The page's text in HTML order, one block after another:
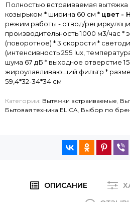
Полностью встраиваемая вытяжка
козырьком * ширина 60 см * цвет -
режим работы - отвод/
производительность 1000 м3/час *
(поворотное) * 3 скорости *
(интенсивность 255 lux,
шума 67 дБ * выходное отверстие
жироулавливающий фильтр *
59,4*32-34*34 см
Категории: Вытяжки встраиваемые,
Бытовая техника ELICA, Выбор по
ОПИСАНИЕ